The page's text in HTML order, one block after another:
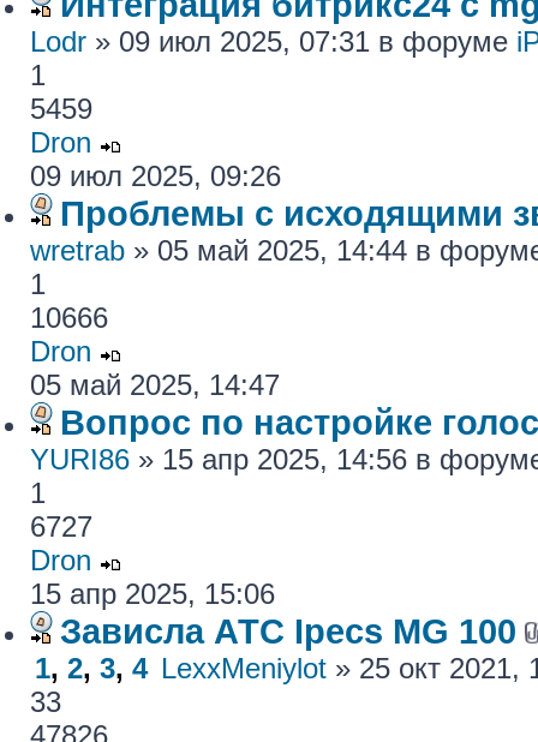
Lodr » 09 июл 2025, 07:31 в форуме
1
5459
Dron
09 июл 2025, 09:26
Проблемы с исходящими
wretrab » 05 май 2025, 14:44 в
1
10666
Dron
05 май 2025, 14:47
Вопрос по настройке
YURI86 » 15 апр 2025, 14:56 в
1
6727
Dron
15 апр 2025, 15:06
Зависла АТС Ipecs MG 100
1, 2, 3, 4 LexxMeniylot » 25 окт
33
47826